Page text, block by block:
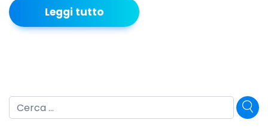
Leggi tutto
Cerca